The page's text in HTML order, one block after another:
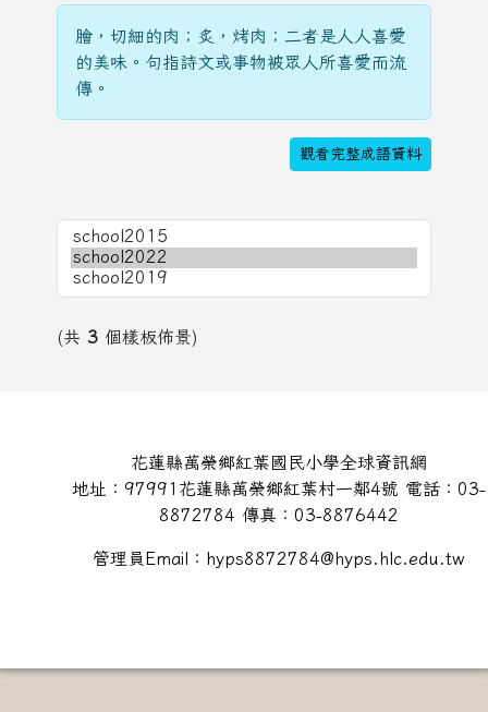
膾，切細的肉；炙，烤肉；二者是人人喜愛
的美味。句指詩文或事物被眾人所喜愛而流
傳。
觀看完整成語資料
(共 3 個樣板佈景)
花蓮縣萬榮鄉紅葉國民小學全球資訊網
地址：97991花蓮縣萬榮鄉紅葉村一鄰4號 電話：03-
8872784 傳真：03-8876442
管理員Email：hyps8872784@hyps.hlc.edu.tw